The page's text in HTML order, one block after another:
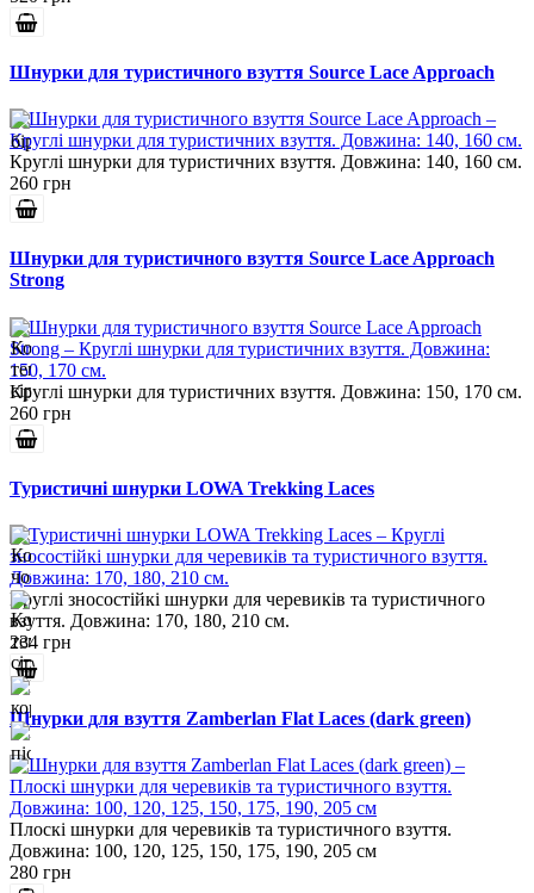
Шнурки для туристичного взуття Source Lace Approach
Круглі шнурки для туристичних взуття. Довжина: 140, 160 см.
260 грн
Шнурки для туристичного взуття Source Lace Approach
Strong
Круглі шнурки для туристичних взуття. Довжина: 150, 170 см.
260 грн
Туристичні шнурки LOWA Trekking Laces
Круглі зносостійкі шнурки для черевиків та туристичного
взуття. Довжина: 170, 180, 210 см.
234 грн
Шнурки для взуття Zamberlan Flat Laces (dark green)
Плоскі шнурки для черевиків та туристичного взуття.
Довжина: 100, 120, 125, 150, 175, 190, 205 см
280 грн